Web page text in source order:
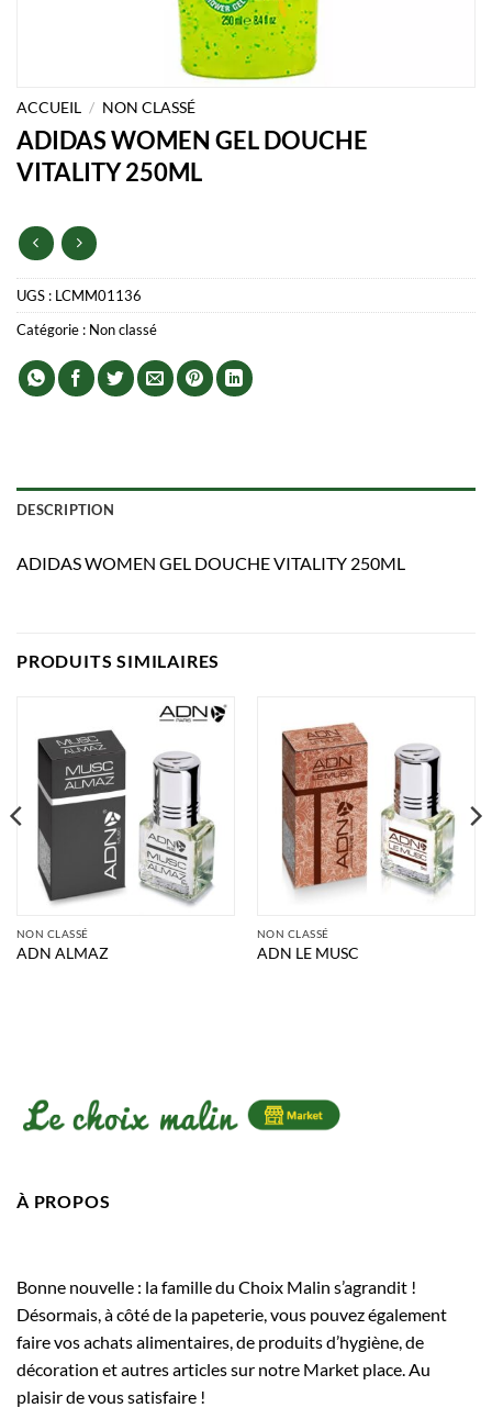
ACCUEIL / NON CLASSÉ
ADIDAS WOMEN GEL DOUCHE
VITALITY 250ML
UGS : LCMM01136
Catégorie : Non classé
DESCRIPTION
ADIDAS WOMEN GEL DOUCHE VITALITY 250ML
PRODUITS SIMILAIRES
NON CLASSÉ
ADN ALMAZ
NON CLASSÉ
ADN LE MUSC
À PROPOS
Bonne nouvelle : la famille du Choix Malin s’agrandit !
Désormais, à côté de la papeterie, vous pouvez également
faire vos achats alimentaires, de produits d’hygiène, de
décoration et autres articles sur notre Market place. Au
plaisir de vous satisfaire !